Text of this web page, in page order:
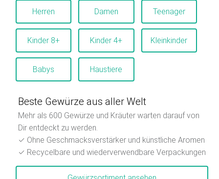
Herren Damen Teenager
Kinder 8+ Kinder 4+ Kleinkinder
Babys Haustiere
Beste Gewürze aus aller Welt
Mehr als 600 Gewürze und Kräuter warten darauf von
Dir entdeckt zu werden.
✓ Ohne Geschmacksverstärker und künstliche Aromen
✓ Recycelbare und wiederverwendbare Verpackungen